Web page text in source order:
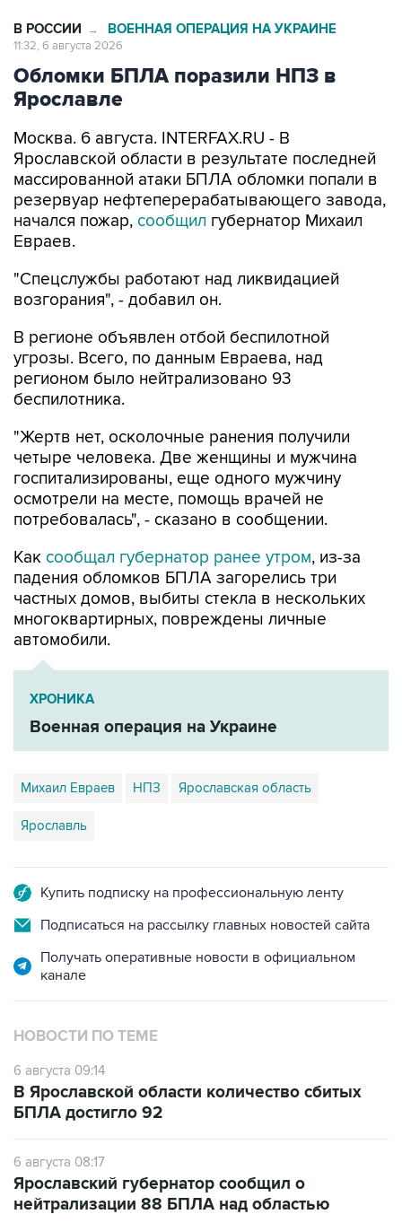
В РОССИИ → ВОЕННАЯ ОПЕРАЦИЯ НА УКРАИНЕ
11:32, 6 августа 2026
Обломки БПЛА поразили НПЗ в
Ярославле
Москва. 6 августа. INTERFAX.RU - В
Ярославской области в результате последней
массированной атаки БПЛА обломки попали в
резервуар нефтеперерабатывающего завода,
начался пожар, сообщил губернатор Михаил
Евраев.
"Спецслужбы работают над ликвидацией
возгорания", - добавил он.
В регионе объявлен отбой беспилотной
угрозы. Всего, по данным Евраева, над
регионом было нейтрализовано 93
беспилотника.
"Жертв нет, осколочные ранения получили
четыре человека. Две женщины и мужчина
госпитализированы, еще одного мужчину
осмотрели на месте, помощь врачей не
потребовалась", - сказано в сообщении.
Как сообщал губернатор ранее утром, из-за
падения обломков БПЛА загорелись три
частных домов, выбиты стекла в нескольких
многоквартирных, повреждены личные
автомобили.
ХРОНИКА
Военная операция на Украине
Михаил Евраев НПЗ Ярославская область
Ярославль
Купить подписку на профессиональную ленту
Подписаться на рассылку главных новостей сайта
Получать оперативные новости в официальном
канале
НОВОСТИ ПО ТЕМЕ
6 августа 09:14
В Ярославской области количество сбитых
БПЛА достигло 92
6 августа 08:17
Ярославский губернатор сообщил о
нейтрализации 88 БПЛА над областью